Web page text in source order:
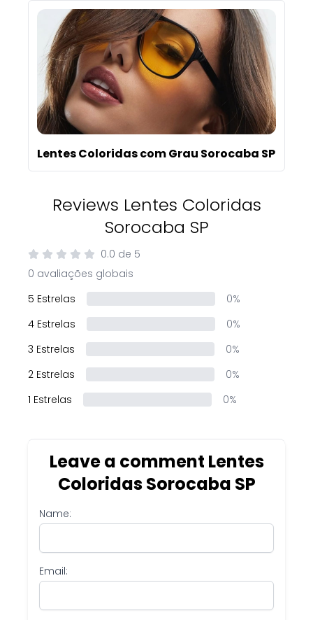
Lentes Coloridas com Grau Sorocaba SP
Reviews Lentes Coloridas
Sorocaba SP
0.0 de 5
0 avaliações globais
5 Estrelas
0%
4 Estrelas
0%
3 Estrelas
0%
2 Estrelas
0%
1 Estrelas
0%
Leave a comment Lentes
Coloridas Sorocaba SP
Name:
Email: